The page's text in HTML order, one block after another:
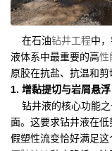
在石油钻井工程中
液体系中最重要的高性
原胶在抗盐、抗温和剪
1. 增黏提切与岩屑悬浮
钻井液的核心功能之
面。这要求钻井液在
假塑性流变恰好满足这